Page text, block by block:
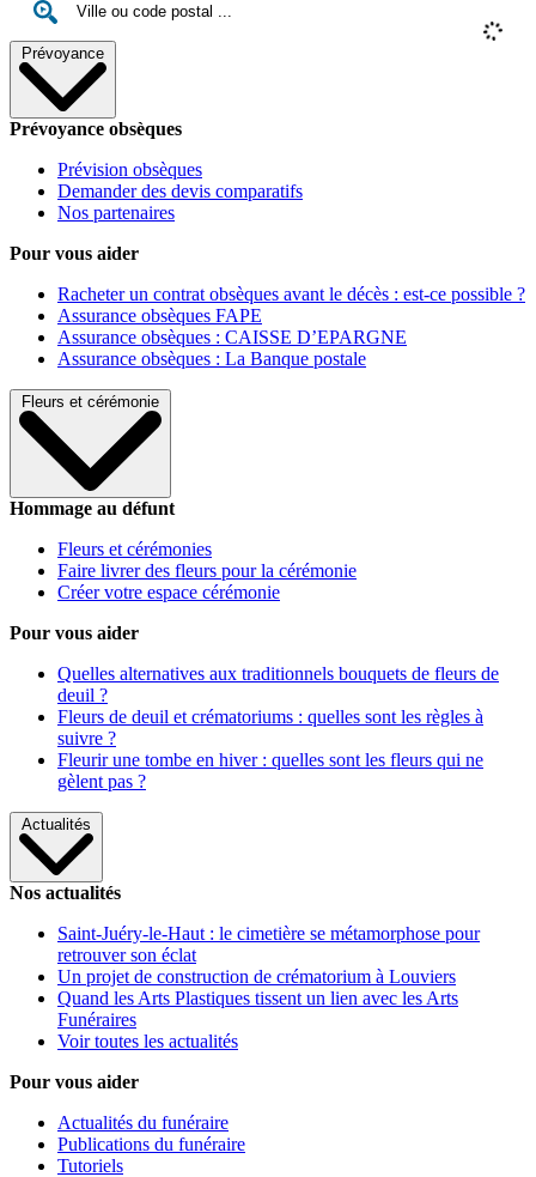
Prévoyance
Prévoyance obsèques
Prévision obsèques
Demander des devis comparatifs
Nos partenaires
Pour vous aider
Racheter un contrat obsèques avant le décès : est-ce possible ?
Assurance obsèques FAPE
Assurance obsèques : CAISSE D’EPARGNE
Assurance obsèques : La Banque postale
Fleurs et cérémonie
Hommage au défunt
Fleurs et cérémonies
Faire livrer des fleurs pour la cérémonie
Créer votre espace cérémonie
Pour vous aider
Quelles alternatives aux traditionnels bouquets de fleurs de
deuil ?
Fleurs de deuil et crématoriums : quelles sont les règles à
suivre ?
Fleurir une tombe en hiver : quelles sont les fleurs qui ne
gèlent pas ?
Actualités
Nos actualités
Saint-Juéry-le-Haut : le cimetière se métamorphose pour
retrouver son éclat
Un projet de construction de crématorium à Louviers
Quand les Arts Plastiques tissent un lien avec les Arts
Funéraires
Voir toutes les actualités
Pour vous aider
Actualités du funéraire
Publications du funéraire
Tutoriels